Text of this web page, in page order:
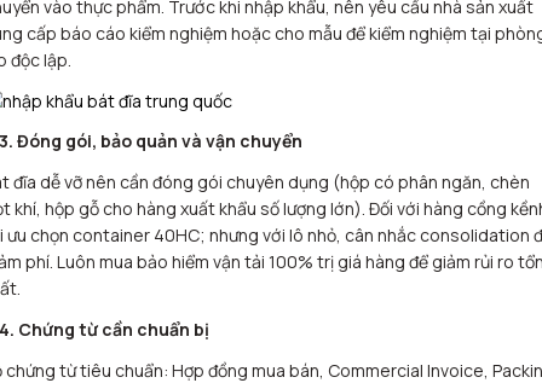
vào thực phẩm. Trước khi nhập khẩu, nên yêu cầu nhà sản xuất
cấp báo cáo kiểm nghiệm hoặc cho mẫu để kiểm nghiệm tại
độc lập.
Đóng gói, bảo quản và vận chuyển
đĩa dễ vỡ nên cần đóng gói chuyên dụng (hộp có phân ngăn, chèn
khí, hộp gỗ cho hàng xuất khẩu số lượng lớn). Đối với hàng cồng
ưu chọn container 40HC; nhưng với lô nhỏ, cân nhắc consolidation
phí. Luôn mua bảo hiểm vận tải 100% trị giá hàng để giảm rủi ro
Chứng từ cần chuẩn bị
chứng từ tiêu chuẩn: Hợp đồng mua bán, Commercial Invoice,